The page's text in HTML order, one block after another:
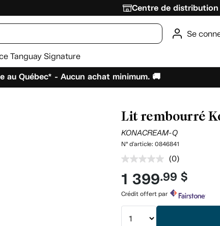
Centre de distribution
Se
Tanguay Signature
au Québec* - Aucun achat minimum. 🚚
Lit rembourré
KONACREAM-Q
N° d'article:0846841
Aucune
cote
pour
produit.
(0)
1 399.99 $
Crédit offert par